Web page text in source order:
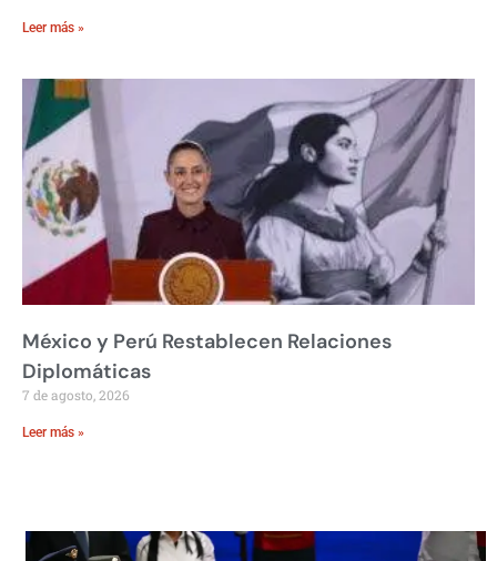
Leer más »
México y Perú Restablecen Relaciones
Diplomáticas
7 de agosto, 2026
Leer más »